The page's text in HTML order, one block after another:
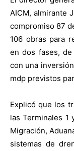
AICM, almirante
compromiso 87
106 obras para
en dos fases,
con una
mdp previstos
Explicó que los
las Terminales 1
Migración,
sistemas de